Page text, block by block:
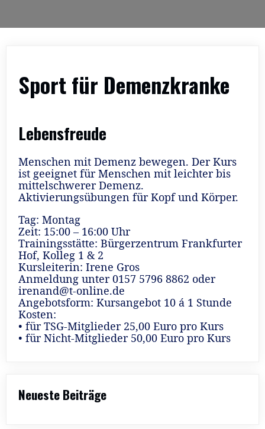
Sport für Demenzkranke
Lebensfreude
Menschen mit Demenz bewegen. Der Kurs
ist geeignet für Menschen mit leichter bis
mittelschwerer Demenz.
Aktivierungsübungen für Kopf und Körper.
Tag: Montag
Zeit: 15:00 – 16:00 Uhr
Trainingsstätte: Bürgerzentrum Frankfurter
Hof, Kolleg 1 & 2
Kursleiterin: Irene Gros
Anmeldung unter 0157 5796 8862 oder
irenand@t-online.de
Angebotsform: Kursangebot 10 á 1 Stunde
Kosten:
• für TSG-Mitglieder 25,00 Euro pro Kurs
• für Nicht-Mitglieder 50,00 Euro pro Kurs
Neueste Beiträge